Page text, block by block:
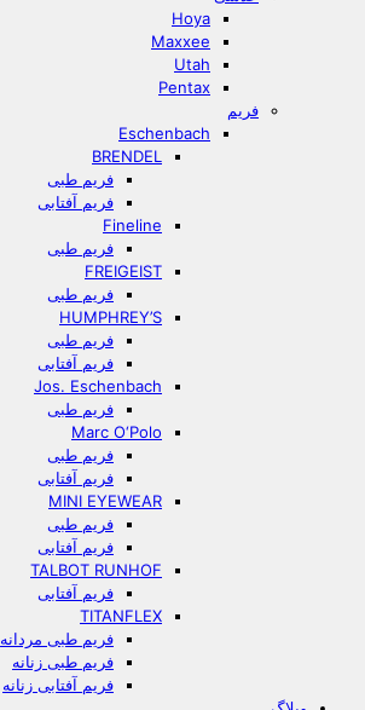
Hoya
Maxxee
Utah
Pentax
فریم
Eschenbach
BRENDEL
فریم طبی
فریم آفتابی
Fineline
فریم طبی
FREIGEIST
فریم طبی
HUMPHREY’S
فریم طبی
فریم آفتابی
Jos. Eschenbach
فریم طبی
Marc O‘Polo
فریم طبی
فریم آفتابی
MINI EYEWEAR
فریم طبی
فریم آفتابی
TALBOT RUNHOF
فریم آفتابی
TITANFLEX
فریم طبی مردانه
فریم طبی زنانه
فریم آفتابی زنانه